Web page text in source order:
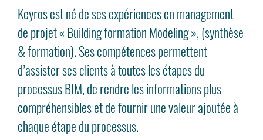
Keyros est né de ses expériences en management
de projet « Building formation Modeling », (synthèse
& formation). Ses compétences permettent
d’assister ses clients à toutes les étapes du
processus BIM, de rendre les informations plus
compréhensibles et de fournir une valeur ajoutée à
chaque étape du processus.